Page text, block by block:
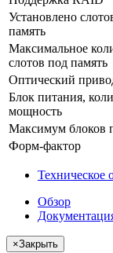
Установлено
память
Максимальное
слотов под память
Оптический
Блок питания,
мощность
Максимум блоков
Форм-фактор
Техническое
Обзор
×Закрыть